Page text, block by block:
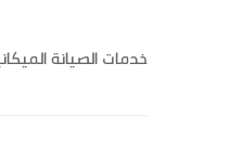
خدمات الصيانة